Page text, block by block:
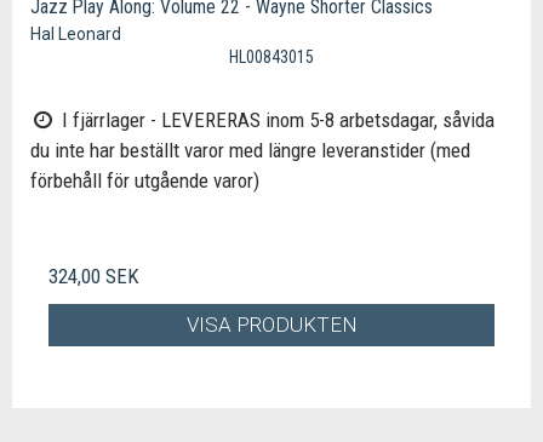
Jazz Play Along: Volume 22 - Wayne Shorter Classics
Hal Leonard
HL00843015
I fjärrlager - LEVERERAS inom 5-8 arbetsdagar, såvida
du inte har beställt varor med längre leveranstider (med
förbehåll för utgående varor)
324,00 SEK
VISA PRODUKTEN